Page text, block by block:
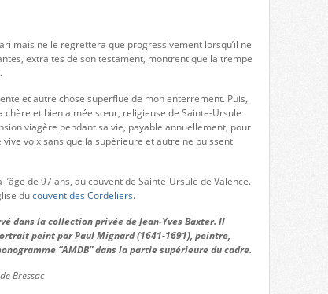
mais ne le regrettera que progressivement lorsqu’il ne
extraites de son testament, montrent que la trempe
et autre chose superflue de mon enterrement. Puis,
chère et bien aimée sœur, religieuse de Sainte-Ursule
viagère pendant sa vie, payable annuellement, pour
voix sans que la supérieure et autre ne puissent
de 97 ans, au couvent de Sainte-Ursule de Valence.
ducouvent des Cordeliers.
dans la collection privée de Jean-Yves Baxter. Il
peint par Paul Mignard (1641-1691), peintre,
“AMDB” dans la partie supérieure du cadre.
Bressac